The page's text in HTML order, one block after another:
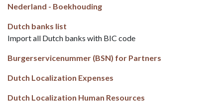
Nederland - Boekhouding
Dutch banks list
Import all Dutch banks with BIC code
Burgerservicenummer (BSN) for Partners
Dutch Localization Expenses
Dutch Localization Human Resources